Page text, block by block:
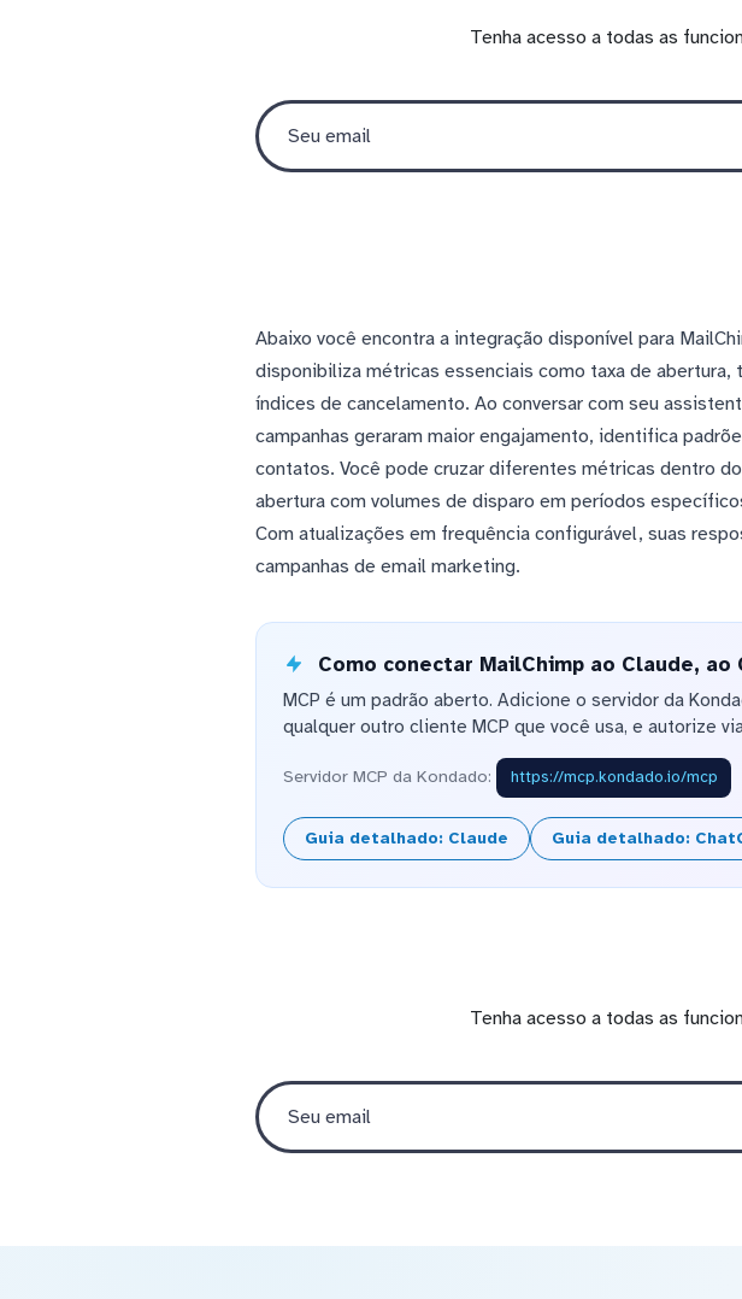
Tenha acesso a todas as
Abaixo você encontra a integração disponível para
disponibiliza métricas essenciais como taxa de
índices de cancelamento. Ao conversar com seu
campanhas geraram maior engajamento, identifica
contatos. Você pode cruzar diferentes métricas dentro
abertura com volumes de disparo em períodos
Com atualizações em frequência configurável, suas
campanhas de email marketing.
Como conectar MailChimp ao Claude,
MCP é um padrão aberto. Adicione o servidor da
qualquer outro cliente MCP que você usa, e autorize
Servidor MCP da Kondado: https://mcp.kondado.io/mcp
Guia detalhado: Claude Guia detalhado:
Tenha acesso a todas as